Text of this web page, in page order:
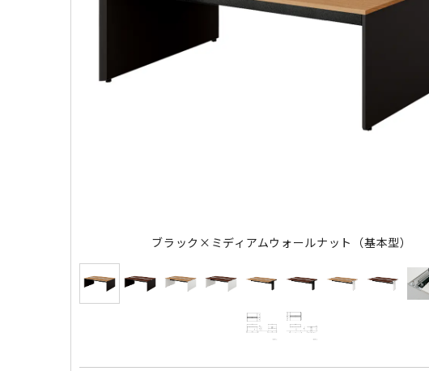
ブラック×ミディアムウォールナット（基本型）